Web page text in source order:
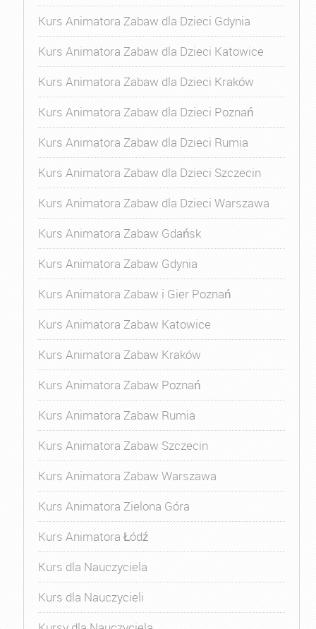
Kurs Animatora Zabaw dla Dzieci Gdynia
Kurs Animatora Zabaw dla Dzieci Katowice
Kurs Animatora Zabaw dla Dzieci Kraków
Kurs Animatora Zabaw dla Dzieci Poznań
Kurs Animatora Zabaw dla Dzieci Rumia
Kurs Animatora Zabaw dla Dzieci Szczecin
Kurs Animatora Zabaw dla Dzieci Warszawa
Kurs Animatora Zabaw Gdańsk
Kurs Animatora Zabaw Gdynia
Kurs Animatora Zabaw i Gier Poznań
Kurs Animatora Zabaw Katowice
Kurs Animatora Zabaw Kraków
Kurs Animatora Zabaw Poznań
Kurs Animatora Zabaw Rumia
Kurs Animatora Zabaw Szczecin
Kurs Animatora Zabaw Warszawa
Kurs Animatora Zielona Góra
Kurs Animatora Łódź
Kurs dla Nauczyciela
Kurs dla Nauczycieli